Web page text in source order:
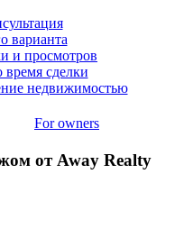
варианта
и просмотров
сделки
недвижимостью
For owners
от Away Realty